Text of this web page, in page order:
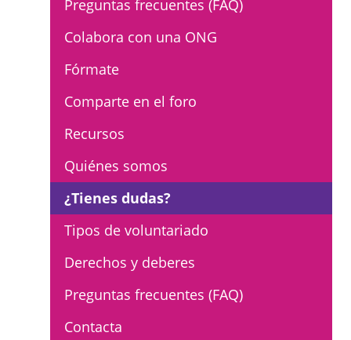
Preguntas frecuentes (FAQ)
Colabora con una ONG
Fórmate
Comparte en el foro
Recursos
Quiénes somos
¿Tienes dudas?
Tipos de voluntariado
Derechos y deberes
Preguntas frecuentes (FAQ)
Contacta
Missió i valors
Els comptes clars
Memòria d'activitats
Proposta educativa
ACTUALITAT
Notícies
Diari de la Fundació
Fundesplai als mitjans
Xarxes socials